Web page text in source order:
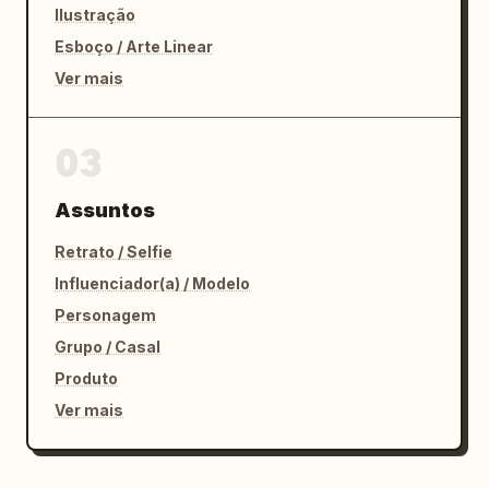
Ilustração
Esboço / Arte Linear
Ver mais
Assuntos
Retrato / Selfie
Influenciador(a) / Modelo
Personagem
Grupo / Casal
Produto
Ver mais